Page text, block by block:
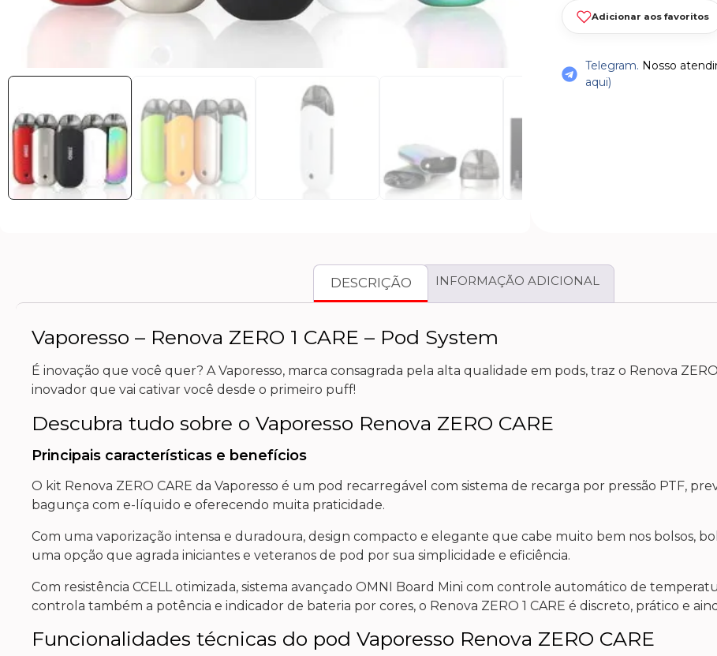
Adicionar aos favoritos
Telegram. Nosso
aqui)
DESCRIÇÃO INFORMAÇÃO ADICIONAL
Vaporesso – Renova ZERO 1 CARE – Pod System
É inovação que você quer? A Vaporesso, marca consagrada pela alta qualidade em pods, traz o Renova
inovador que vai cativar você desde o primeiro puff!
Descubra tudo sobre o Vaporesso Renova ZERO CARE
Principais características e benefícios
O kit Renova ZERO CARE da Vaporesso é um pod recarregável com sistema de recarga por pressão PTF,
bagunça com e-líquido e oferecendo muita praticidade.
Com uma vaporização intensa e duradoura, design compacto e elegante que cabe muito bem nos bolsos,
uma opção que agrada iniciantes e veteranos de pod por sua simplicidade e eficiência.
Com resistência CCELL otimizada, sistema avançado OMNI Board Mini com controle automático de
controla também a potência e indicador de bateria por cores, o Renova ZERO 1 CARE é discreto, prático e
Funcionalidades técnicas do pod Vaporesso Renova ZERO CARE